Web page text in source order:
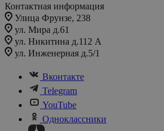
Контактная информация
Улица Фрунзе, 238​
ул. Мира д.61
ул. Никитина д.112 А
ул. Инженерная д.5/1
Вконтакте
Telegram
YouTube
Одноклассники